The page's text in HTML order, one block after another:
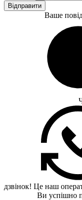
Відправити
Ваше
дзвінок! Це наш
Ви успішно